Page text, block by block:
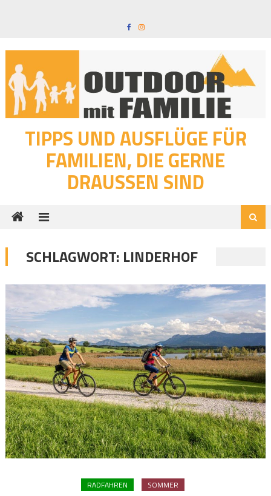
TIPPS UND AUSFLÜGE FÜR
FAMILIEN, DIE GERNE
DRAUSSEN SIND
SCHLAGWORT: LINDERHOF
RADFAHREN SOMMER